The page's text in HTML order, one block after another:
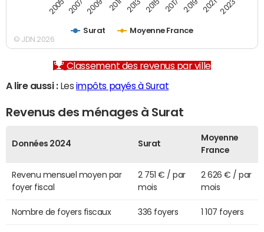
Surat Moyenne France
2005 2007 2009 2011 2013 2015 2017 2019 2021 2023
© JDN 2026
Classement des revenus par ville
A lire aussi :Les impôts payés à Surat
Revenus des ménages à Surat
Données 2024 Surat
Moyenne
France
Revenu mensuel moyen par
foyer fiscal
2 751 € / par
mois
2 626 € / par
mois
Nombre de foyers fiscaux 336 foyers 1 107 foyers